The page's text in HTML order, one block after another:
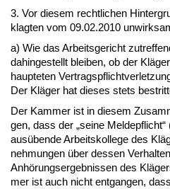
3. Vor die­sem recht­li­chen
klag­ten vom 09.02.2010
a) Wie das Ar­beits­ge­richt
da­hin­ge­stellt blei­ben, ob der
haup­te­ten
Der Kläger hat die­ses stets
Der Kam­mer ist in die­sem
gen, dass der „sei­ne
ausüben­de Ar­beits­kol­le­ge des
neh­mun­gen über des­sen
Anhörungs­er­geb­nis­sen des
mer ist auch nicht ent­gan­gen,